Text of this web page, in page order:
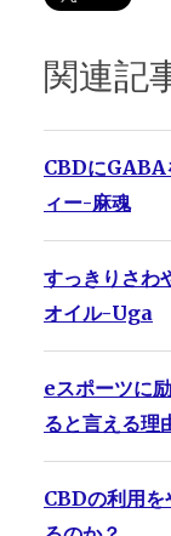
関連記
CBDにGABA
ィー-麻魂
すっきりさわ
オイル-Uga
eスポーツに
ると言える理
CBDの利用を